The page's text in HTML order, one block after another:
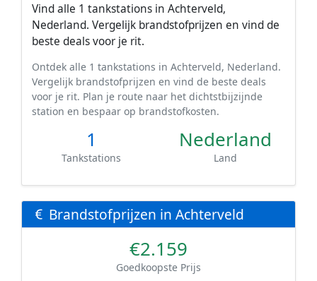
Vind alle 1 tankstations in Achterveld,
Nederland. Vergelijk brandstofprijzen en vind de
beste deals voor je rit.
Ontdek alle 1 tankstations in Achterveld, Nederland.
Vergelijk brandstofprijzen en vind de beste deals
voor je rit. Plan je route naar het dichtstbijzijnde
station en bespaar op brandstofkosten.
1
Tankstations
Nederland
Land
Brandstofprijzen in Achterveld
€2.159
Goedkoopste Prijs